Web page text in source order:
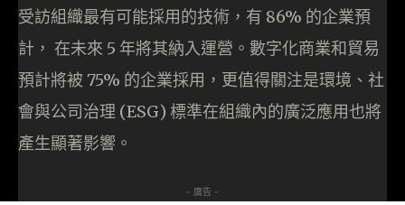
受訪組織最有可能採用的技術，有 86% 的企業預
計， 在未來 5 年將其納入運營。數字化商業和貿易
預計將被 75% 的企業採用，更值得關注是環境、社
會與公司治理 (ESG) 標準在組織內的廣泛應用也將
產生顯著影響。
- 廣告 -